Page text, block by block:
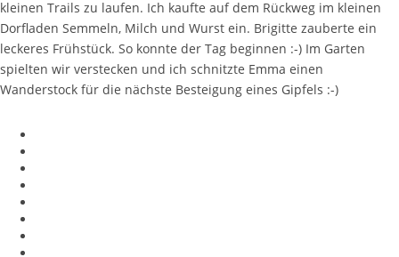
kleinen Trails zu laufen. Ich kaufte auf dem Rückweg im kleinen
Dorfladen Semmeln, Milch und Wurst ein. Brigitte zauberte ein
leckeres Frühstück. So konnte der Tag beginnen :-) Im Garten
spielten wir verstecken und ich schnitzte Emma einen
Wanderstock für die nächste Besteigung eines Gipfels :-)